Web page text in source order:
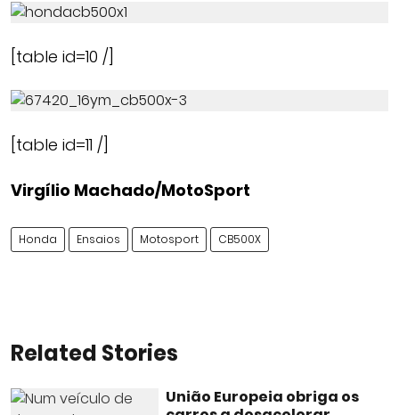
[table id=10 /]
[table id=11 /]
Virgílio Machado/MotoSport
Honda Ensaios Motosport CB500X
Related Stories
União Europeia obriga os